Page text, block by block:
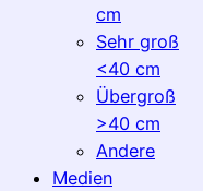
cm
Sehr groß
<40 cm
Übergroß
>40 cm
Andere
Medien